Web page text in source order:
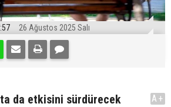
26 Ağustos 2025 Salı
da etkisini sürdürecek
A+